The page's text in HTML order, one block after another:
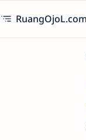
RuangOjoL.com